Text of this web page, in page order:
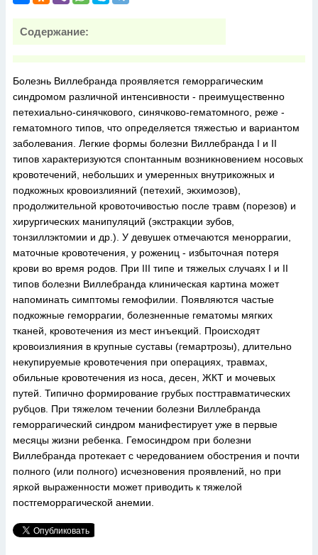
Содержание:
Болезнь Виллебранда проявляется геморрагическим
синдромом различной интенсивности - преимущественно
петехиально-синячкового, синячково-гематомного, реже -
гематомного типов, что определяется тяжестью и вариантом
заболевания. Легкие формы болезни Виллебранда I и II
типов характеризуются спонтанным возникновением носовых
кровотечений, небольших и умеренных внутрикожных и
подкожных кровоизлияний (петехий, экхимозов),
продолжительной кровоточивостью после травм (порезов) и
хирургических манипуляций (экстракции зубов,
тонзиллэктомии и др.). У девушек отмечаются меноррагии,
маточные кровотечения, у рожениц - избыточная потеря
крови во время родов. При III типе и тяжелых случаях I и II
типов болезни Виллебранда клиническая картина может
напоминать симптомы гемофилии. Появляются частые
подкожные геморрагии, болезненные гематомы мягких
тканей, кровотечения из мест инъекций. Происходят
кровоизлияния в крупные суставы (гемартрозы), длительно
некупируемые кровотечения при операциях, травмах,
обильные кровотечения из носа, десен, ЖКТ и мочевых
путей. Типично формирование грубых посттравматических
рубцов. При тяжелом течении болезни Виллебранда
геморрагический синдром манифестирует уже в первые
месяцы жизни ребенка. Гемосиндром при болезни
Виллебранда протекает с чередованием обострения и почти
полного (или полного) исчезновения проявлений, но при
яркой выраженности может приводить к тяжелой
постгеморрагической анемии.